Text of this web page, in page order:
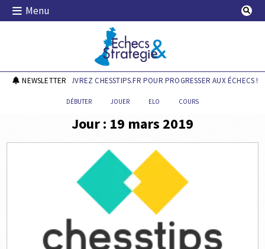
Skip
Menu
Echecs & Stratégie
NEWSLETTERDÉCOUVREZ CHESSTIPS.FR POUR PROGRESSER AUX ÉCHECS !
DÉBUTER JOUER ELO COURS
Jour : 19 mars 2019